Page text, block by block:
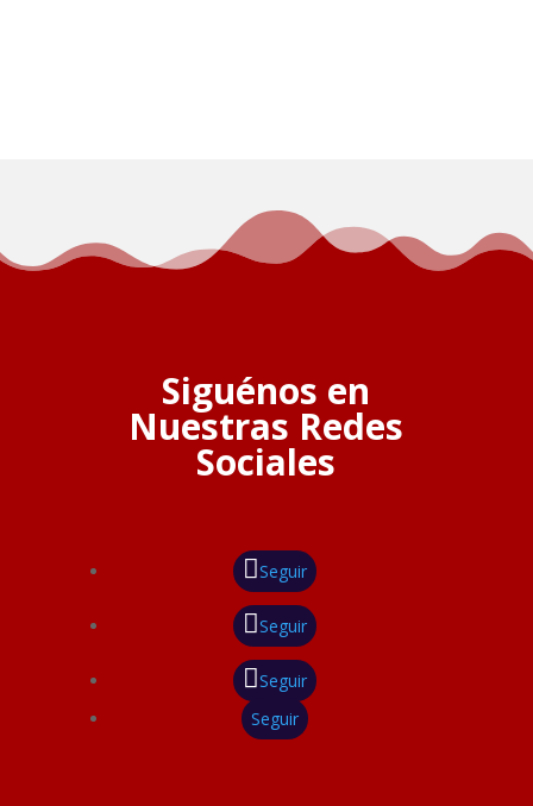
Siguénos en
Nuestras Redes
Sociales
Seguir
Seguir
Seguir
Seguir